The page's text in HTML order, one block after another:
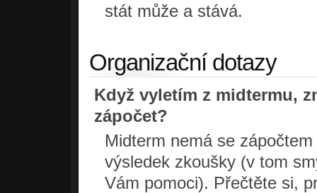
stát může a stává.
Organizační dotazy
Když vyletím z midtermu,
zápočet?
Midterm nemá se
výsledek zkoušky (v tom
Vám pomoci). Přečtěte si,